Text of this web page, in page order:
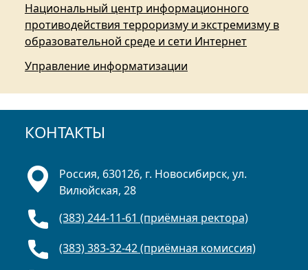
Национальный центр информационного
противодействия терроризму и экстремизму в
образовательной среде и сети Интернет
Управление информатизации
КОНТАКТЫ
Россия, 630126, г. Новосибирск, ул.
Вилюйская, 28
(383) 244-11-61 (приёмная ректора)
(383) 383-32-42 (приёмная комиссия)